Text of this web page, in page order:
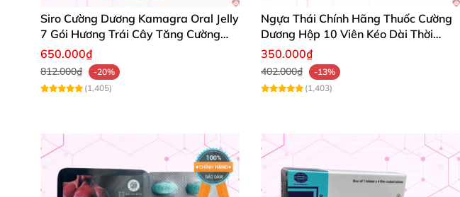
Siro Cường Dương Kamagra Oral Jelly
7 Gói Hương Trái Cây Tăng Cường
Sinh Lực
650.000₫
812.000₫
-20%
(1,405)
Ngựa Thái Chính Hãng Thuốc Cường
Dương Hộp 10 Viên Kéo Dài Thời
Gian
350.000₫
402.000₫
-13%
(1,403)